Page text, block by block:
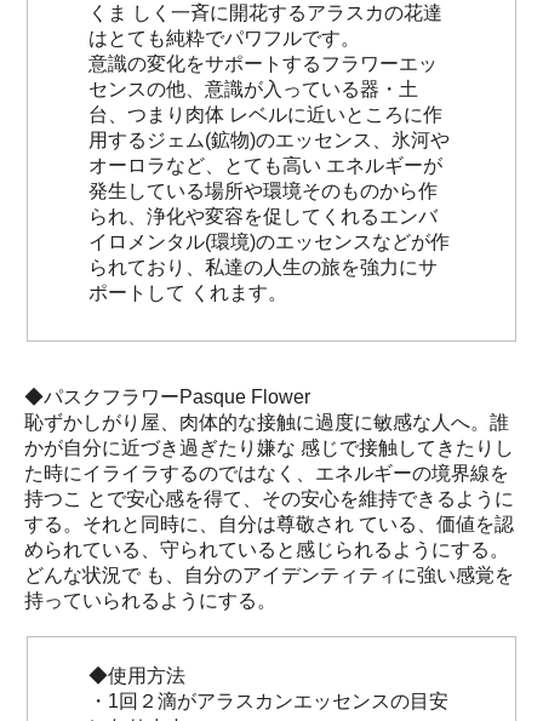
くま しく一斉に開花するアラスカの花達
はとても純粋でパワフルです。
意識の変化をサポートするフラワーエッ
センスの他、意識が入っている器・土
台、つまり肉体 レベルに近いところに作
用するジェム(鉱物)のエッセンス、氷河や
オーロラなど、とても高い エネルギーが
発生している場所や環境そのものから作
られ、浄化や変容を促してくれるエンバ
イロメンタル(環境)のエッセンスなどが作
られており、私達の人生の旅を強力にサ
ポートして くれます。
◆パスクフラワーPasque Flower
恥ずかしがり屋、肉体的な接触に過度に敏感な人へ。誰
かが自分に近づき過ぎたり嫌な 感じで接触してきたりし
た時にイライラするのではなく、エネルギーの境界線を
持つこ とで安心感を得て、その安心を維持できるように
する。それと同時に、自分は尊敬され ている、価値を認
められている、守られていると感じられるようにする。
どんな状況で も、自分のアイデンティティに強い感覚を
持っていられるようにする。
◆使用方法
・1回２滴がアラスカンエッセンスの目安